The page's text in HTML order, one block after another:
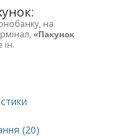
на
«Пакунок
ін.
(20)